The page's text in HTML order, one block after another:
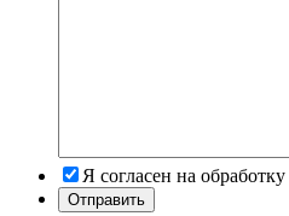
Я согласен на обработку